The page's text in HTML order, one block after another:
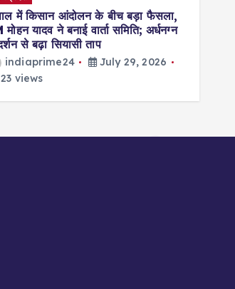
बालाघाट में 24 घंटे में 3 इंच बारिश, नदी-नाले
उफान पर; MP के 15 जिलों में भारी से अति
भारी बारिश का अलर्ट
indiaprime24
July 29, 2026